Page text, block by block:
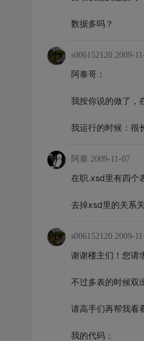
数据多吗？
s006152120 2009-
阿泰哥：
我按你说的做了，
我运行的时候：很
阿泰 2009-11-07
在职.xsd里有四个
去掉xsd里的关系
s006152120 2009-
谢谢楼主们！您请
不过多表的时候双
请高手们再帮我看
我的代码：